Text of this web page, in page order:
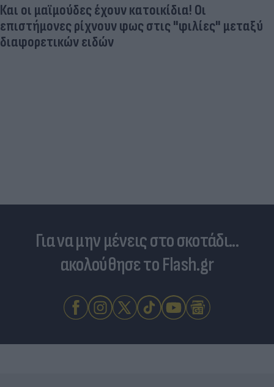
Για να μην μένεις στο σκοτάδι...
ακολούθησε το Flash.gr